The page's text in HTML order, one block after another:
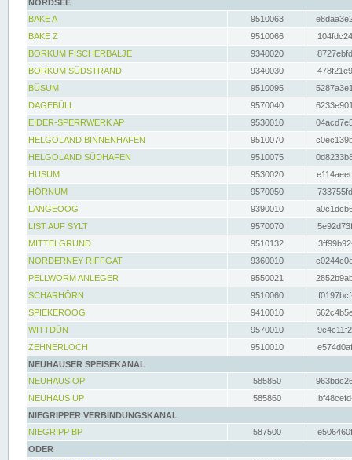
NORDSEE
BAKE A
9510063
BAKE Z
9510066
BORKUM FISCHERBALJE
9340020
BORKUM SÜDSTRAND
9340030
BÜSUM
9510095
DAGEBÜLL
9570040
EIDER-SPERRWERK AP
9530010
HELGOLAND BINNENHAFEN
9510070
HELGOLAND SÜDHAFEN
9510075
HUSUM
9530020
HÖRNUM
9570050
LANGEOOG
9390010
LIST AUF SYLT
9570070
MITTELGRUND
9510132
NORDERNEY RIFFGAT
9360010
PELLWORM ANLEGER
9550021
SCHARHÖRN
9510060
SPIEKEROOG
9410010
WITTDÜN
9570010
ZEHNERLOCH
9510010
NEUHAUSER SPEISEKANAL
NEUHAUS OP
585850
NEUHAUS UP
585860
NIEGRIPPER VERBINDUNGSKANAL
NIEGRIPP BP
587500
ODER